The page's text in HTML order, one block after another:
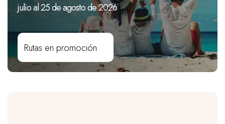
julio al 25 de agosto de 2026
Rutas en promoción